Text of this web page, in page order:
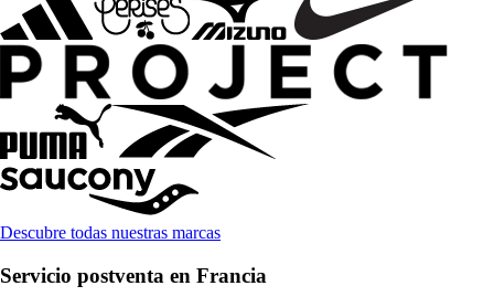
Descubre todas nuestras marcas
Servicio postventa en Francia